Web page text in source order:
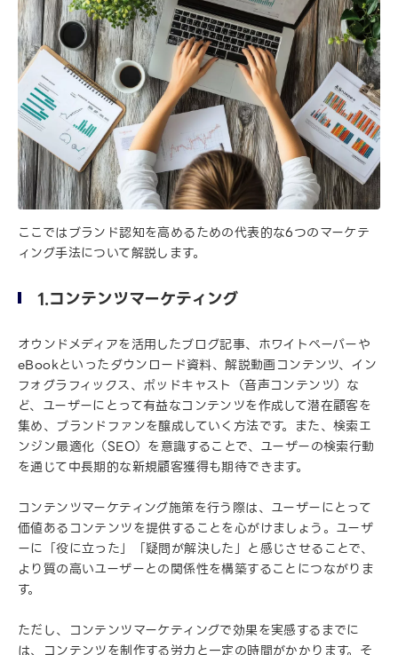
ここではブランド認知を高めるための代表的な6つのマーケテ
ィング手法について解説します。
1.コンテンツマーケティング
オウンドメディアを活用したブログ記事、ホワイトペーパーや
eBookといったダウンロード資料、解説動画コンテンツ、イン
フォグラフィックス、ポッドキャスト（音声コンテンツ）な
ど、ユーザーにとって有益なコンテンツを作成して潜在顧客を
集め、ブランドファンを醸成していく方法です。また、検索エ
ンジン最適化（SEO）を意識することで、ユーザーの検索行動
を通じて中長期的な新規顧客獲得も期待できます。
コンテンツマーケティング施策を行う際は、ユーザーにとって
価値あるコンテンツを提供することを心がけましょう。ユーザ
ーに「役に立った」「疑問が解決した」と感じさせることで、
より質の高いユーザーとの関係性を構築することにつながりま
す。
ただし、コンテンツマーケティングで効果を実感するまでに
は、コンテンツを制作する労力と一定の時間がかかります。そ